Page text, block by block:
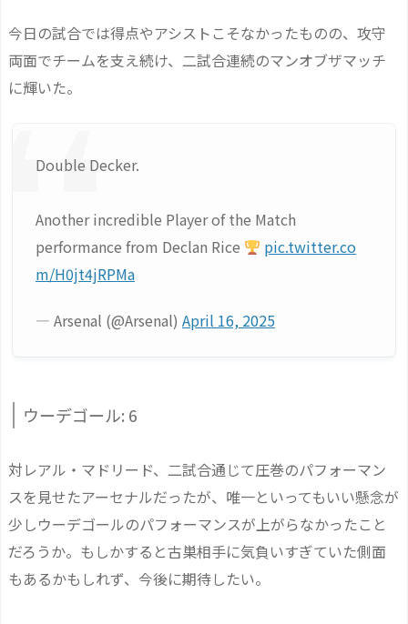
今日の試合では得点やアシストこそなかったものの、攻守
両面でチームを支え続け、二試合連続のマンオブザマッチ
に輝いた。
Double Decker.
Another incredible Player of the Match
performance from Declan Rice
pic.twitter.co
m/H0jt4jRPMa
— Arsenal (@Arsenal) April 16, 2025
ウーデゴール: 6
対レアル・マドリード、二試合通じて圧巻のパフォーマン
スを見せたアーセナルだったが、唯一といってもいい懸念が
少しウーデゴールのパフォーマンスが上がらなかったこと
だろうか。もしかすると古巣相手に気負いすぎていた側面
もあるかもしれず、今後に期待したい。